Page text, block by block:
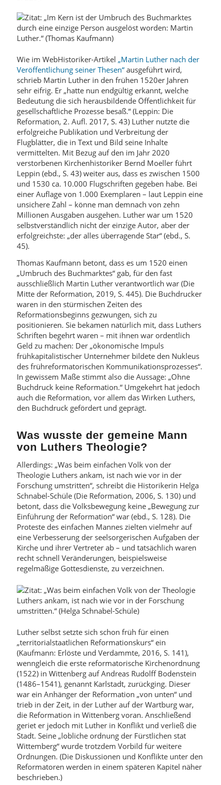
Wie im WebHistoriker-Artikel „Martin Luther nach der
Veröffentlichung seiner Thesen“ausgeführt wird,
schrieb Martin Luther in den frühen 1520er Jahren
sehr eifrig. Er „hatte nun endgültig erkannt, welche
Bedeutung die sich herausbildende Öffentlichkeit für
gesellschaftliche Prozesse besaß.“ (Leppin: Die
Reformation, 2. Aufl. 2017, S. 43) Luther nutzte die
erfolgreiche Publikation und Verbreitung der
Flugblätter, die in Text und Bild seine Inhalte
vermittelten. Mit Bezug auf den im Jahr 2020
verstorbenen Kirchenhistoriker Bernd Moeller führt
Leppin (ebd., S. 43) weiter aus, dass es zwischen 1500
und 1530 ca. 10.000 Flugschriften gegeben habe. Bei
einer Auflage von 1.000 Exemplaren – laut Leppin eine
unsichere Zahl – könne man demnach von zehn
Millionen Ausgaben ausgehen. Luther war um 1520
selbstverständlich nicht der einzige Autor, aber der
erfolgreichste: „der alles überragende Star“ (ebd., S.
45).
Thomas Kaufmann betont, dass es um 1520 einen
„Umbruch des Buchmarktes“ gab, für den fast
ausschließlich Martin Luther verantwortlich war (Die
Mitte der Reformation, 2019, S. 445). Die Buchdrucker
waren in den stürmischen Zeiten des
Reformationsbeginns gezwungen, sich zu
positionieren. Sie bekamen natürlich mit, dass Luthers
Schriften begehrt waren – mit ihnen war ordentlich
Geld zu machen: Der „ökonomische Impuls
frühkapitalistischer Unternehmer bildete den Nukleus
des frühreformatorischen Kommunikationsprozesses“.
In gewissem Maße stimmt also die Aussage: „Ohne
Buchdruck keine Reformation.“ Umgekehrt hat jedoch
auch die Reformation, vor allem das Wirken Luthers,
den Buchdruck gefördert und geprägt.
Was wusste der gemeine Mann
von Luthers Theologie?
Allerdings: „Was beim einfachen Volk von der
Theologie Luthers ankam, ist nach wie vor in der
Forschung umstritten“, schreibt die Historikerin Helga
Schnabel-Schüle (Die Reformation, 2006, S. 130) und
betont, dass die Volksbewegung keine „Bewegung zur
Einführung der Reformation“ war (ebd., S. 128). Die
Proteste des einfachen Mannes zielten vielmehr auf
eine Verbesserung der seelsorgerischen Aufgaben der
Kirche und ihrer Vertreter ab – und tatsächlich waren
recht schnell Veränderungen, beispielsweise
regelmäßige Gottesdienste, zu verzeichnen.
Luther selbst setzte sich schon früh für einen
„territorialstaatlichen Reformationskurs“ ein
(Kaufmann: Erlöste und Verdammte, 2016, S. 141),
wenngleich die erste reformatorische Kirchenordnung
(1522) in Wittenberg auf Andreas Rudolff Bodenstein
(1486–1541), genannt Karlstadt, zurückging. Dieser
war ein Anhänger der Reformation „von unten“ und
trieb in der Zeit, in der Luther auf der Wartburg war,
die Reformation in Wittenberg voran. Anschließend
geriet er jedoch mit Luther in Konflikt und verließ die
Stadt. Seine „lobliche ordnung der Fürstlichen stat
Wittemberg“ wurde trotzdem Vorbild für weitere
Ordnungen. (Die Diskussionen und Konflikte unter den
Reformatoren werden in einem späteren Kapitel näher
beschrieben.)